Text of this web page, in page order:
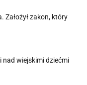
Założył zakon, który
nad wiejskimi dziećmi